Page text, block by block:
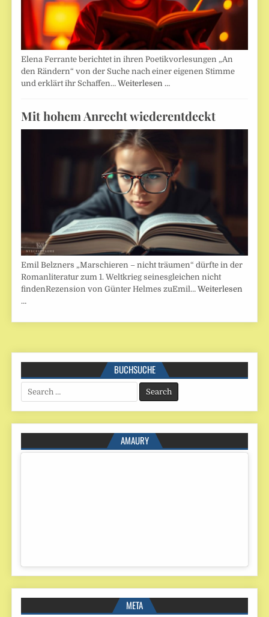
Elena Ferrante berichtet in ihren Poetikvorlesungen „An
den Rändern“ von der Suche nach einer eigenen Stimme
und erklärt ihr Schaffen…Weiterlesen …
Mit hohem Anrecht wiederentdeckt
Emil Belzners „Marschieren – nicht träumen“ dürfte in der
Romanliteratur zum 1. Weltkrieg seinesgleichen nicht
findenRezension von Günter Helmes zuEmil…Weiterlesen
…
BUCHSUCHE
Search
for:
AMAURY
META